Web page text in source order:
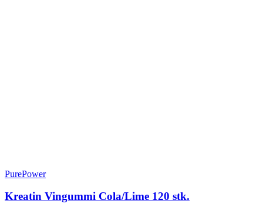
PurePower
Kreatin Vingummi Cola/Lime 120 stk.